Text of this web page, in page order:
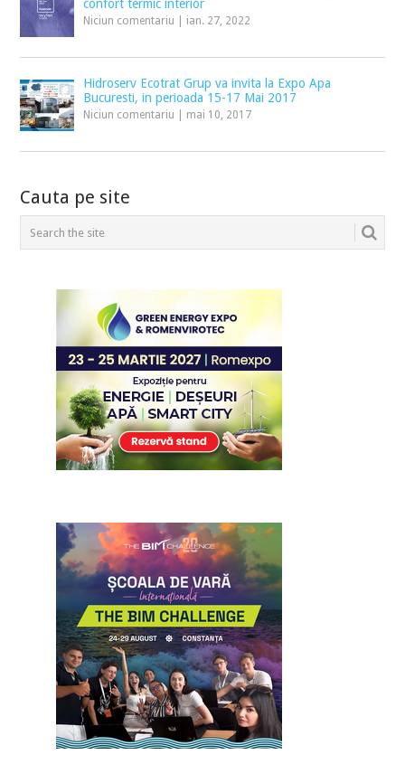
confort termic interior
Niciun comentariu ian. 27, 2022
Hidroserv Ecotrat Grup va invita la Expo Apa
Bucuresti, in perioada 15-17 Mai 2017
Niciun comentariu mai 10, 2017
Cauta pe site